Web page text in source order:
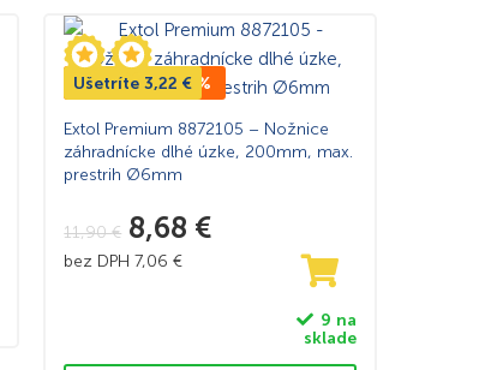
TOP CENA -27%
Ušetríte3,22€
Extol Premium 8872105 – Nožnice
záhradnícke dlhé úzke, 200mm, max.
prestrih Ø6mm
11,90€ 8,68 €
bez DPH7,06€
9 na
sklade